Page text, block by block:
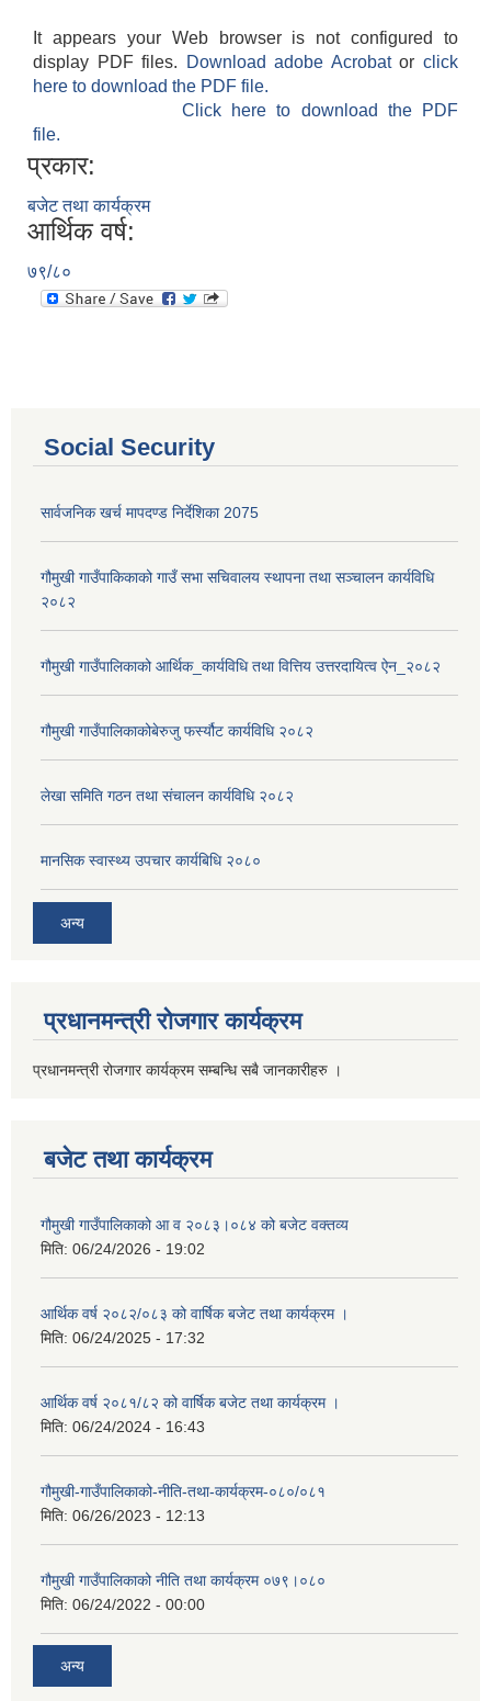
It appears your Web browser is not configured to
display PDF files.
Download adobe Acrobatorclick
here to download the PDF file.
Click here to download the PDF
file.
प्रकार:
बजेट तथा कार्यक्रम
आर्थिक वर्ष:
७९/८०
Social Security
सार्वजनिक खर्च मापदण्ड निर्देशिका 2075
गौमुखी गाउँपाकिकाको गाउँ सभा सचिवालय स्थापना तथा सञ्चालन कार्यविधि
२०८२
गौमुखी गाउँपालिकाको आर्थिक_कार्यविधि तथा वित्तिय उत्तरदायित्व ऐन_२०८२
गौमुखी गाउँपालिकाकोबेरुजु फर्स्यौट कार्यविधि २०८२
लेखा समिति गठन तथा संचालन कार्यविधि २०८२
मानसिक स्वास्थ्य उपचार कार्यबिधि २०८०
अन्य
प्रधानमन्त्री रोजगार कार्यक्रम
प्रधानमन्त्री रोजगार कार्यक्रम सम्बन्धि सबै जानकारीहरु ।
बजेट तथा कार्यक्रम
गौमुखी गाउँपालिकाको आ व २०८३।०८४ को बजेट वक्तव्य
मिति: 06/24/2026 - 19:02
आर्थिक वर्ष २०८२/०८३ को वार्षिक बजेट तथा कार्यक्रम ।
मिति: 06/24/2025 - 17:32
आर्थिक वर्ष २०८१/८२ को वार्षिक बजेट तथा कार्यक्रम ।
मिति: 06/24/2024 - 16:43
गौमुखी-गाउँपालिकाको-नीति-तथा-कार्यक्रम-०८०/०८१
मिति: 06/26/2023 - 12:13
गौमुखी गाउँपालिकाको नीति तथा कार्यक्रम ०७९।०८०
मिति: 06/24/2022 - 00:00
अन्य